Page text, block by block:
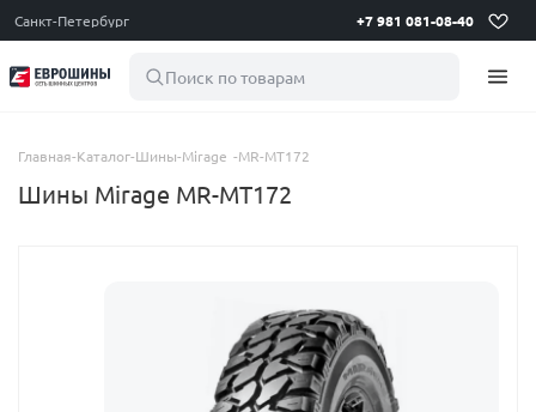
Санкт-Петербург +7 981 081-08-40
Поиск по товарам
Главная-Каталог-Шины-Mirage -MR-MT172
Шины Mirage MR-MT172